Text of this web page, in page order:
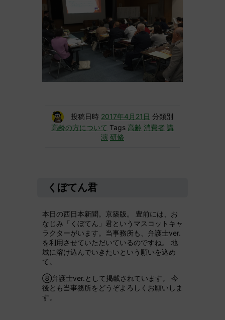
投稿日時 2017年4月21日 分類別
高齢の方について Tags 高齢 消費者 講
演 研修
くぼてん君
本日の西日本新聞。京築版。 豊前には、お
なじみ「くぼてん」君というマスコットキャ
ラクターがいます。当事務所も、弁護士ver.
を利用させていただいているのですね。 地
域に溶け込んでいきたいという願いを込め
て。
⑧弁護士ver.として掲載されています。 今
後とも当事務所をどうぞよろしくお願いしま
す。